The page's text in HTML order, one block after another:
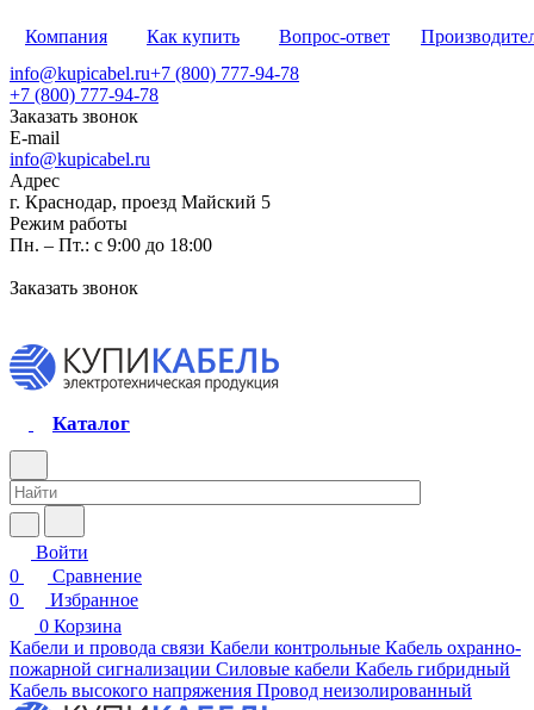
Компания Как купить Вопрос-ответ
info@kupicabel.ru+7 (800) 777-94-78
+7 (800) 777-94-78
Заказать звонок
E-mail
info@kupicabel.ru
Адрес
г. Краснодар, проезд Майский 5
Режим работы
Пн. – Пт.: с 9:00 до 18:00
Заказать звонок
Каталог
Войти
0
Сравнение
0
Избранное
0 Корзина
Кабели и провода связи Кабели контрольные Кабель охранно-
пожарной сигнализации Силовые кабели Кабель гибридный
Кабель высокого напряжения Провод неизолированный